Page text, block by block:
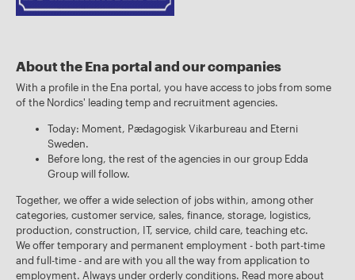
About the Ena portal and our companies
With a profile in the Ena portal, you have access to jobs from some
of the Nordics' leading temp and recruitment agencies.
Today: Moment, Pædagogisk Vikarbureau and Eterni
Sweden.
Before long, the rest of the agencies in our group Edda
Group will follow.
Together, we offer a wide selection of jobs within, among other
categories, customer service, sales, finance, storage, logistics,
production, construction, IT, service, child care, teaching etc.
We offer temporary and permanent employment - both part-time
and full-time - and are with you all the way from application to
employment. Always under orderly conditions. Read more about